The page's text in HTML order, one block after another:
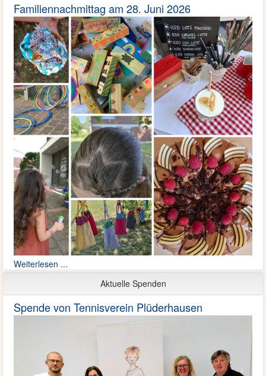
Familiennachmittag am 28. Juni 2026
Weiterlesen ...
Aktuelle Spenden
Spende von Tennisverein Plüderhausen